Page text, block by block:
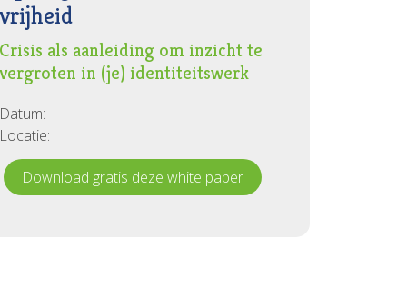
vrijheid
Crisis als aanleiding om inzicht te
vergroten in (je) identiteitswerk
Datum:
Locatie:
Download gratis deze white paper